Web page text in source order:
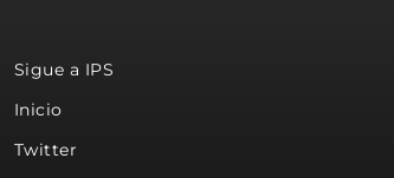
Sigue a IPS
Inicio
Twitter